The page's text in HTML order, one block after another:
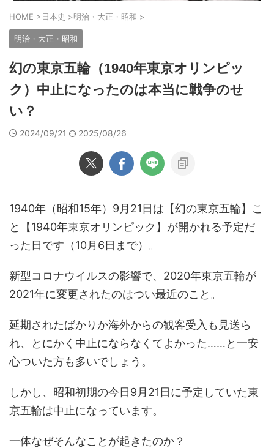
HOME >日本史 >明治・大正・昭和 >
明治・大正・昭和
幻の東京五輪（1940年東京オリンピッ
ク）中止になったのは本当に戦争のせ
い？
2024/09/21 2025/08/26
1940年（昭和15年）9月21日は【幻の東京五輪】こ
と【1940年東京オリンピック】が開かれる予定だ
った日です（10月6日まで）。
新型コロナウイルスの影響で、2020年東京五輪が
2021年に変更されたのはつい最近のこと。
延期されたばかりか海外からの観客受入も見送ら
れ、とにかく中止にならなくてよかった……と一安
心ついた方も多いでしょう。
しかし、昭和初期の今日9月21日に予定していた東
京五輪は中止になっています。
一体なぜそんなことが起きたのか？